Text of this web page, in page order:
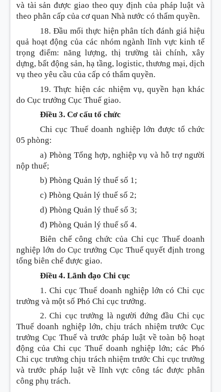
và tài sản được giao theo quy định của pháp luật và
theo phân cấp của cơ quan Nhà nước có thẩm quyền.
18. Đầu mối thực hiện phân tích đánh giá hiệu
quả hoạt động của các nhóm ngành lĩnh vực kinh tế
trọng điểm: năng lượng, thị trường tài chính, xây
dựng, bất động sản, hạ tầng, logistic, thương mại, dịch
vụ theo yêu cầu của cấp có thẩm quyền.
19. Thực hiện các nhiệm vụ, quyền hạn khác
do Cục trưởng Cục Thuế giao.
Điều 3. Cơ cấu tổ chức
Chi cục Thuế doanh nghiệp lớn được tổ chức
05 phòng:
a) Phòng Tổng hợp, nghiệp vụ và hỗ trợ người
nộp thuế;
b) Phòng Quản lý thuế số 1;
c) Phòng Quản lý thuế số 2;
d) Phòng Quản lý thuế số 3;
đ) Phòng Quản lý thuế số 4.
Biên chế công chức của Chi cục Thuế doanh
nghiệp lớn do Cục trưởng Cục Thuế quyết định trong
tổng biên chế được giao.
Điều 4. Lãnh đạo Chi cục
1. Chi cục Thuế doanh nghiệp lớn có Chi cục
trưởng và một số Phó Chi cục trưởng.
2. Chi cục trưởng là người đứng đầu Chi cục
Thuế doanh nghiệp lớn, chịu trách nhiệm trước Cục
trưởng Cục Thuế và trước pháp luật về toàn bộ hoạt
động của Chi cục Thuế doanh nghiệp lớn; các Phó
Chi cục trưởng chịu trách nhiệm trước Chi cục trưởng
và trước pháp luật về lĩnh vực công tác được phân
công phụ trách.